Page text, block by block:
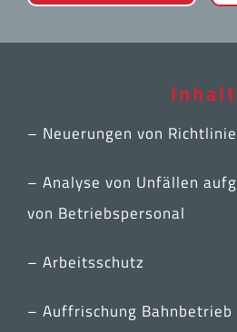
Inhalt
– Neuerungen von
– Analyse von Unfällen
von Betriebspersonal
– Arbeitsschutz
– Auffrischung Bahnbetrieb